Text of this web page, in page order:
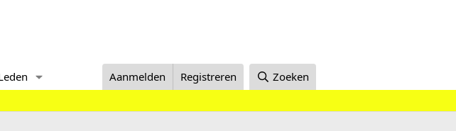
Aanmelden Registreren Zoeken